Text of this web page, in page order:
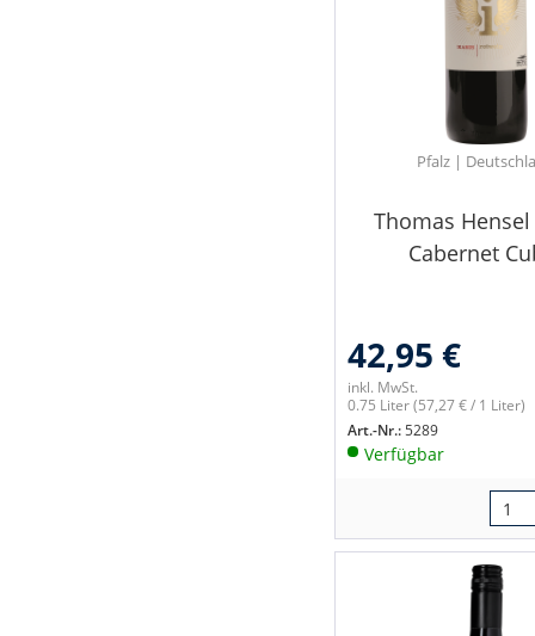
Pfalz |
Thomas
Cabernet
42,95 €
inkl. MwSt.
0.75 Liter(57,27 € / 1 Liter)
Art.-Nr.:5289
Verfügbar